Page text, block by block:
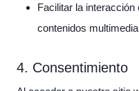
Facilitar la
contenidos
4. Consentimiento